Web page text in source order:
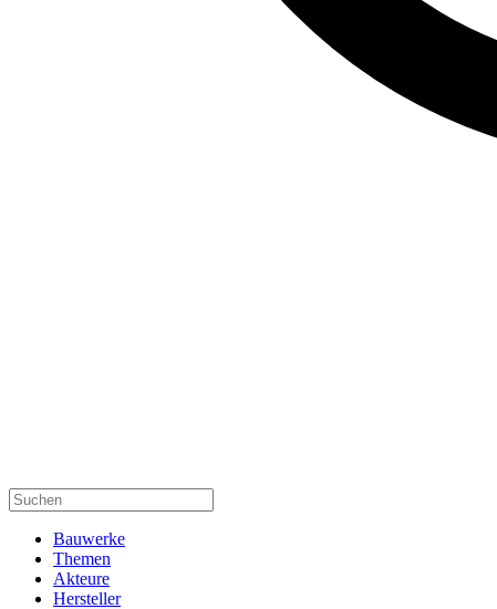
Bauwerke
Themen
Akteure
Hersteller